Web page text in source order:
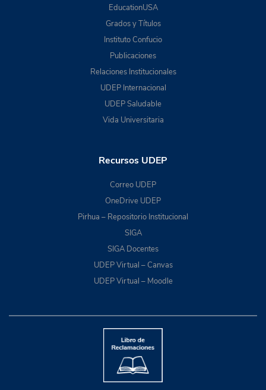
EducationUSA
Grados y Títulos
Instituto Confucio
Publicaciones
Relaciones Institucionales
UDEP Internacional
UDEP Saludable
Vida Universitaria
Recursos UDEP
Correo UDEP
OneDrive UDEP
Pirhua – Repositorio Institucional
SIGA
SIGA Docentes
UDEP Virtual – Canvas
UDEP Virtual – Moodle